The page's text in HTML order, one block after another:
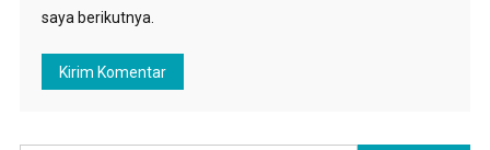
saya berikutnya.